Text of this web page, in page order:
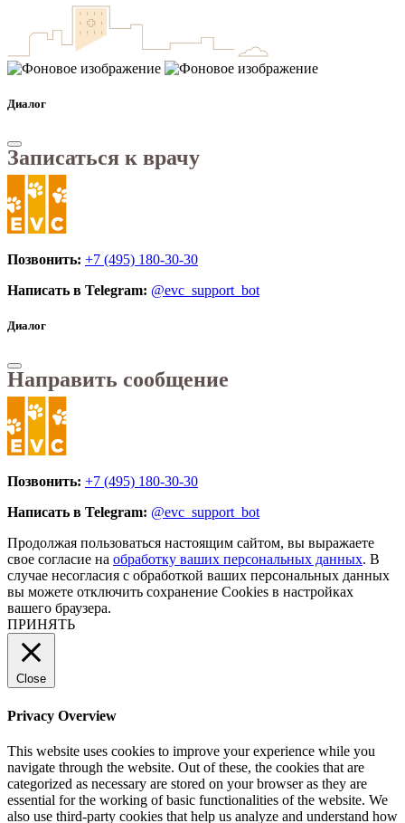
Диалог
Записаться к врачу
Позвонить: +7 (495) 180-30-30
Написать в Telegram: @evc_support_bot
Диалог
Направить сообщение
Позвонить: +7 (495) 180-30-30
Написать в Telegram: @evc_support_bot
Продолжая пользоваться настоящим сайтом, вы выражаете
свое согласие на обработку ваших персональных данных. В
случае несогласия с обработкой ваших персональных данных
вы можете отключить сохранение Cookies в настройках
вашего браузера.
ПРИНЯТЬ
Close
Privacy Overview
This website uses cookies to improve your experience while you
navigate through the website. Out of these, the cookies that are
categorized as necessary are stored on your browser as they are
essential for the working of basic functionalities of the website. We
also use third-party cookies that help us analyze and understand how